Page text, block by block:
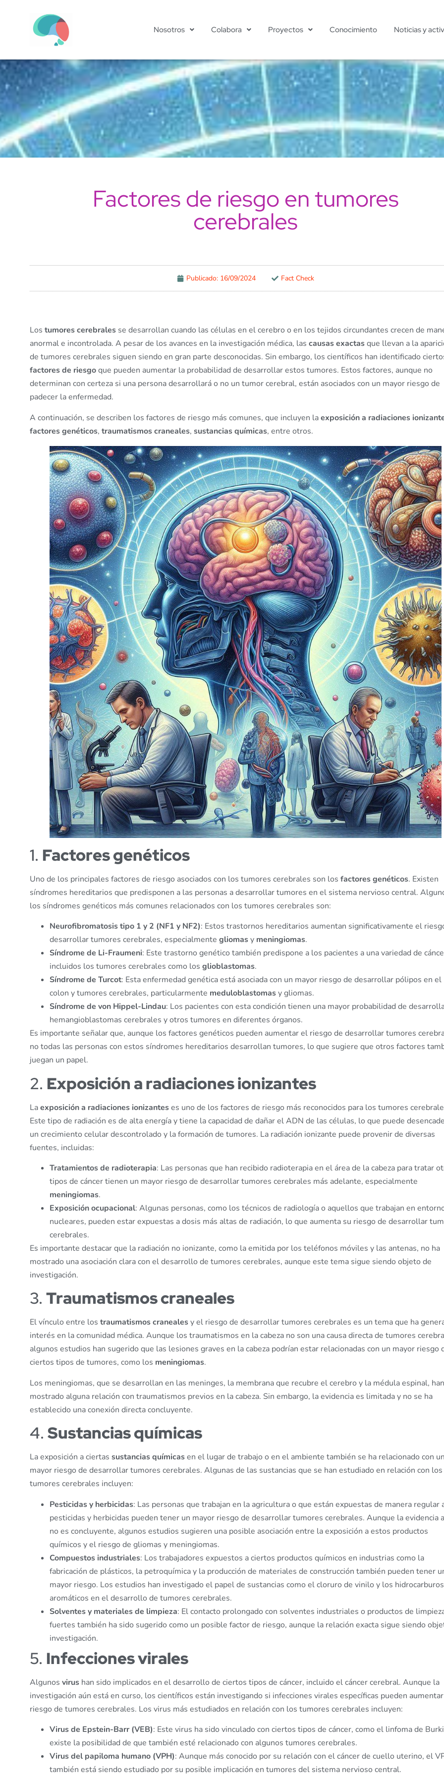
Nosotros Colabora Proyectos Conocimiento Noticias y
Factores de riesgo en tumores
cerebrales
Publicado: 16/09/2024 Fact Check
Los tumores cerebrales se desarrollan cuando las células en el cerebro o en los tejidos circundantes crecen de
anormal e incontrolada. A pesar de los avances en la investigación médica, las causas exactasque llevan a la
de tumores cerebrales siguen siendo en gran parte desconocidas. Sin embargo, los científicos han identificado
factores de riesgoque pueden aumentar la probabilidad de desarrollar estos tumores. Estos factores, aunque no
determinan con certeza si una persona desarrollará o no un tumor cerebral, están asociados con un mayor riesgo de
padecer la enfermedad.
A continuación, se describen los factores de riesgo más comunes, que incluyen laexposición a radiaciones
factores genéticos, traumatismos craneales, sustancias químicas, entre otros.
1. Factores genéticos
Uno de los principales factores de riesgo asociados con los tumores cerebrales son los factores genéticos. Existen
síndromes hereditarios que predisponen a las personas a desarrollar tumores en el sistema nervioso central.
los síndromes genéticos más comunes relacionados con los tumores cerebrales son:
Neurofibromatosis tipo 1 y 2 (NF1 y NF2): Estos trastornos hereditarios aumentan significativamente el
desarrollar tumores cerebrales, especialmente gliomasy meningiomas.
Síndrome de Li-Fraumeni: Este trastorno genético también predispone a los pacientes a una variedad de
incluidos los tumores cerebrales como los glioblastomas.
Síndrome de Turcot: Esta enfermedad genética está asociada con un mayor riesgo de desarrollar pólipos en el
colon y tumores cerebrales, particularmente meduloblastomasy gliomas.
Síndrome de von Hippel-Lindau: Los pacientes con esta condición tienen una mayor probabilidad de
hemangioblastomas cerebrales y otros tumores en diferentes órganos.
Es importante señalar que, aunque los factores genéticos pueden aumentar el riesgo de desarrollar tumores
no todas las personas con estos síndromes hereditarios desarrollan tumores, lo que sugiere que otros factores
juegan un papel.
2. Exposición a radiaciones ionizantes
Laexposición a radiaciones ionizanteses uno de los factores de riesgo más reconocidos para los tumores
Este tipo de radiación es de alta energía y tiene la capacidad de dañar el ADN de las células, lo que puede
un crecimiento celular descontrolado y la formación de tumores. La radiación ionizante puede provenir de diversas
fuentes, incluidas:
Tratamientos de radioterapia: Las personas que han recibido radioterapia en el área de la cabeza para tratar
tipos de cáncer tienen un mayor riesgo de desarrollar tumores cerebrales más adelante, especialmente
meningiomas.
Exposición ocupacional: Algunas personas, como los técnicos de radiología o aquellos que trabajan en
nucleares, pueden estar expuestas a dosis más altas de radiación, lo que aumenta su riesgo de desarrollar
cerebrales.
Es importante destacar que la radiación no ionizante, como la emitida por los teléfonos móviles y las antenas, no ha
mostrado una asociación clara con el desarrollo de tumores cerebrales, aunque este tema sigue siendo objeto de
investigación.
3. Traumatismos craneales
El vínculo entre los traumatismos cranealesy el riesgo de desarrollar tumores cerebrales es un tema que ha
interés en la comunidad médica. Aunque los traumatismos en la cabeza no son una causa directa de tumores
algunos estudios han sugerido que las lesiones graves en la cabeza podrían estar relacionadas con un mayor riesgo
ciertos tipos de tumores, como los meningiomas.
Los meningiomas, que se desarrollan en las meninges, la membrana que recubre el cerebro y la médula espinal, han
mostrado alguna relación con traumatismos previos en la cabeza. Sin embargo, la evidencia es limitada y no se ha
establecido una conexión directa concluyente.
4. Sustancias químicas
La exposición a ciertas sustancias químicasen el lugar de trabajo o en el ambiente también se ha relacionado con un
mayor riesgo de desarrollar tumores cerebrales. Algunas de las sustancias que se han estudiado en relación con los
tumores cerebrales incluyen:
Pesticidas y herbicidas: Las personas que trabajan en la agricultura o que están expuestas de manera regular
pesticidas y herbicidas pueden tener un mayor riesgo de desarrollar tumores cerebrales. Aunque la evidencia
no es concluyente, algunos estudios sugieren una posible asociación entre la exposición a estos productos
químicos y el riesgo de gliomas y meningiomas.
Compuestos industriales: Los trabajadores expuestos a ciertos productos químicos en industrias como la
fabricación de plásticos, la petroquímica y la producción de materiales de construcción también pueden tener
mayor riesgo. Los estudios han investigado el papel de sustancias como el cloruro de vinilo y los hidrocarburos
aromáticos en el desarrollo de tumores cerebrales.
Solventes y materiales de limpieza: El contacto prolongado con solventes industriales o productos de
fuertes también ha sido sugerido como un posible factor de riesgo, aunque la relación exacta sigue siendo
investigación.
5. Infecciones virales
Algunos virus han sido implicados en el desarrollo de ciertos tipos de cáncer, incluido el cáncer cerebral. Aunque la
investigación aún está en curso, los científicos están investigando si infecciones virales específicas pueden
riesgo de tumores cerebrales. Los virus más estudiados en relación con los tumores cerebrales incluyen:
Virus de Epstein-Barr (VEB): Este virus ha sido vinculado con ciertos tipos de cáncer, como el linfoma de
existe la posibilidad de que también esté relacionado con algunos tumores cerebrales.
Virus del papiloma humano (VPH): Aunque más conocido por su relación con el cáncer de cuello uterino, el
también está siendo estudiado por su posible implicación en tumores del sistema nervioso central.